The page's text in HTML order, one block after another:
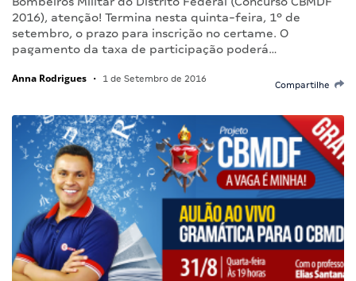
2016), atenção! Termina nesta quinta-feira, 1º de
setembro, o prazo para inscrição no certame. O
pagamento da taxa de participação poderá…
Anna Rodrigues • 1 de Setembro de 2016
Compartilhe